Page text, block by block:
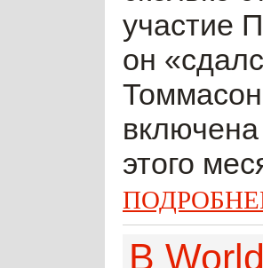
участие
он
этого
В